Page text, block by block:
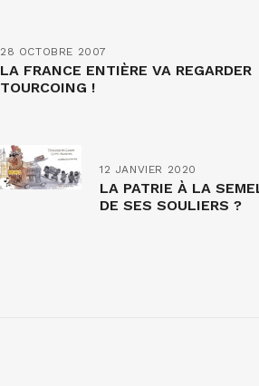
28 OCTOBRE 2007
LA FRANCE ENTIÈRE VA REGARDER
TOURCOING !
12 JANVIER 2020
LA PATRIE À LA
DE SES SOULIERS ?